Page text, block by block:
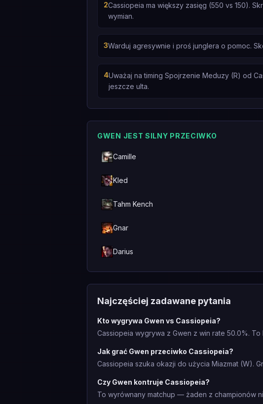
2Cassiopeia ma większy zasięg (550 vs 150).
wymian.
3Warduj agresywnie i proś junglera o pomoc.
4Uważaj na timing Spojrzenie Meduzy (R) od
jeszcze ulta.
GWEN JEST SILNY PRZECIWKO
Camille
Kled
Tahm Kench
Gnar
Darius
Najczęściej zadawane pytania
Kto wygrywa Gwen vs Cassiopeia?
Cassiopeia wygrywa z Gwen z win rate 50.0%.
Jak grać Gwen przeciwko Cassiopeia?
Cassiopeia szuka okazji do użycia Miazmat (W).
Czy Gwen kontruje Cassiopeia?
To wyrównany matchup — żaden z championów